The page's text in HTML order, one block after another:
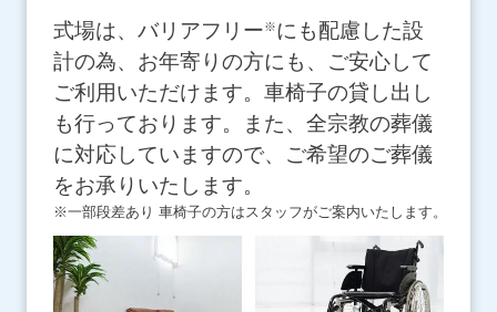
式場は、バリアフリー※にも配慮した設
計の為、お年寄りの方にも、ご安心して
ご利用いただけます。車椅子の貸し出し
も行っております。また、全宗教の葬儀
に対応していますので、ご希望のご葬儀
をお承りいたします。
※一部段差あり 車椅子の方はスタッフがご案内いたします。